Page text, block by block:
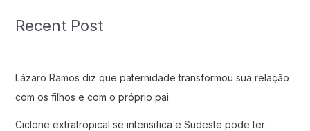
Recent Post
Lázaro Ramos diz que paternidade transformou sua relação
com os filhos e com o próprio pai
Ciclone extratropical se intensifica e Sudeste pode ter